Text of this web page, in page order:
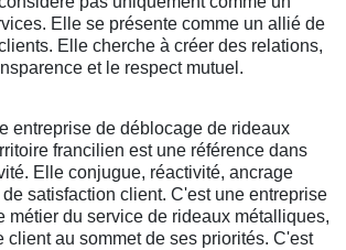
Elle se présente comme un allié de
Elle cherche à créer des relations,
et le respect mutuel.
entreprise de déblocage de rideaux
francilien est une référence dans
Elle conjugue, réactivité, ancrage
satisfaction client. C'est une entreprise
métier du service de rideaux métalliques,
client au sommet de ses priorités. C'est